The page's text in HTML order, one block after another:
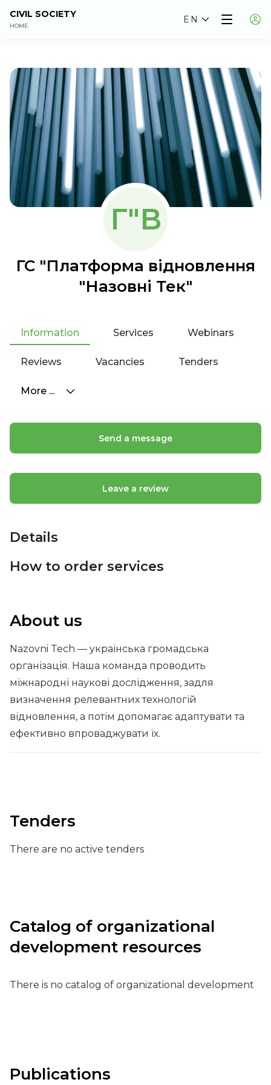
CIVIL SOCIETY
HOME
EN
Г"В
ГС "Платформа відновлення
"Назовні Тек"
Information Services Webinars
Reviews Vacancies Tenders
More ...
About us
Nazovni Tech — українська громадська
організація. Наша команда проводить
міжнародні наукові дослідження, задля
визначення релевантних технологій
відновлення, а потім допомагає адаптувати та
ефективно впроваджувати їх.
Tenders
There are no active tenders
Catalog of organizational
development resources
There is no catalog of organizational development
Publications
Send a message
Leave a review
Details
How to order services